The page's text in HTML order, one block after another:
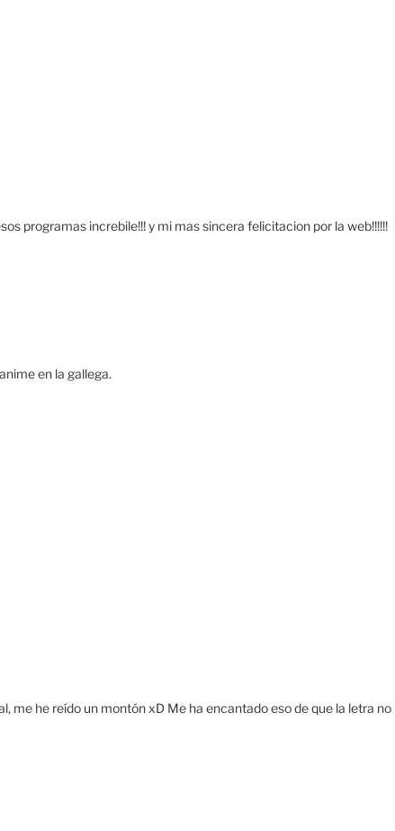
programas increbile!!! y mi mas sincera felicitacion por la web!!!!!!
en la gallega.
me he reído un montón xD Me ha encantado eso de que la letra no